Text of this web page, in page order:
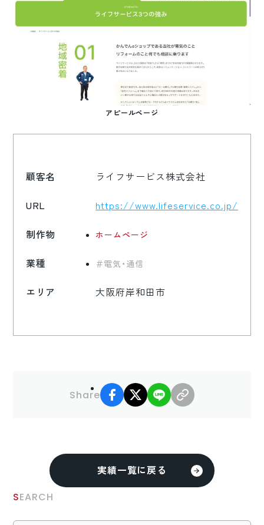
アピールページ
顧客名 ライフサービス株式会社
URL https://www.lifeservice.co.jp/
制作物 ホームページ
業種 電気・通信
エリア 大阪府岸和田市
Share
facebook
X LINE
実績一覧に戻る
SEARCH